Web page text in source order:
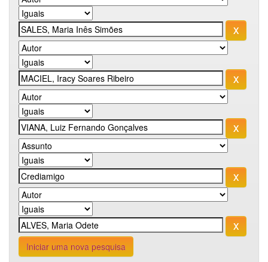
Iniciar uma nova pesquisa